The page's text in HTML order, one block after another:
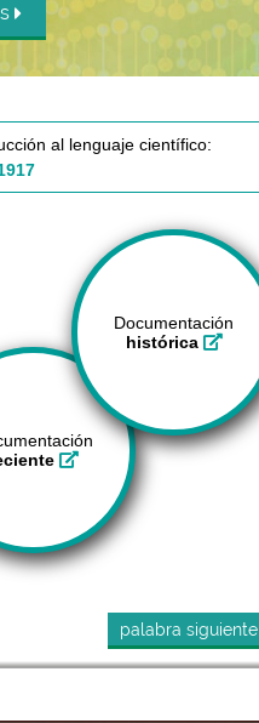
al lenguaje científico:
Documentación
histórica
palabra siguiente